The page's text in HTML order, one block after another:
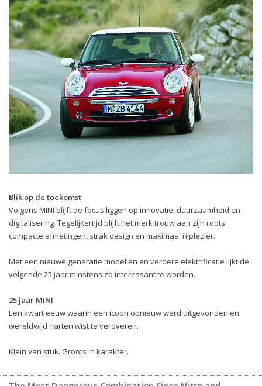
Blik op de toekomst
Volgens MINI blijft de focus liggen op innovatie, duurzaamheid en
digitalisering. Tegelijkertijd blijft het merk trouw aan zijn roots:
compacte afmetingen, strak design en maximaal rijplezier.
Met een nieuwe generatie modellen en verdere elektrificatie lijkt de
volgende 25 jaar minstens zo interessant te worden.
25 jaar MINI
Een kwart eeuw waarin een icoon opnieuw werd uitgevonden en
wereldwijd harten wist te veroveren.
Klein van stuk. Groots in karakter.